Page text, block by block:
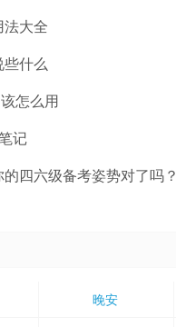
法大全
些什么
怎么用
记
四六级备考姿势对了吗？
晚安